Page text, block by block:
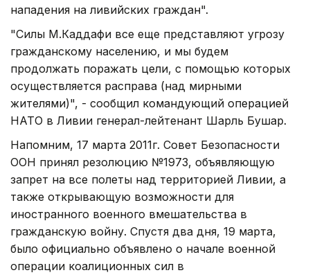
нападения на ливийских граждан".
"Силы М.Каддафи все еще представляют угрозу
гражданскому населению, и мы будем
продолжать поражать цели, с помощью которых
осуществляется расправа (над мирными
жителями)", - сообщил командующий операцией
НАТО в Ливии генерал-лейтенант Шарль Бушар.
Напомним, 17 марта 2011г. Совет Безопасности
ООН принял резолюцию №1973, объявляющую
запрет на все полеты над территорией Ливии, а
также открывающую возможности для
иностранного военного вмешательства в
гражданскую войну. Спустя два дня, 19 марта,
было официально объявлено о начале военной
операции коалиционных сил в